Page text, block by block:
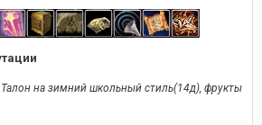
на зимний школьный стиль(14д), фрукты